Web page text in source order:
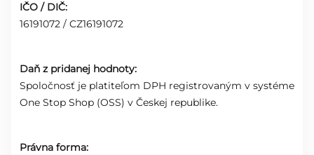
IČO / DIČ:
16191072 / CZ16191072
Daň z pridanej hodnoty:
Spoločnosť je platiteľom DPH registrovaným v systéme
One Stop Shop (OSS) v Českej republike.
Právna forma: